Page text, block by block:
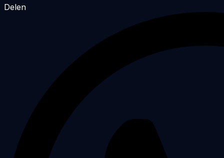
Delen